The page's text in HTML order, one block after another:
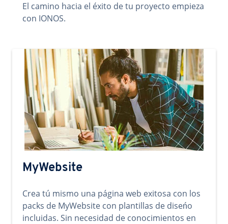
El camino hacia el éxito de tu proyecto empieza
con IONOS.
MyWebsite
Crea tú mismo una página web exitosa con los
packs de MyWebsite con plantillas de diseńo
incluidas. Sin necesidad de conocimientos en